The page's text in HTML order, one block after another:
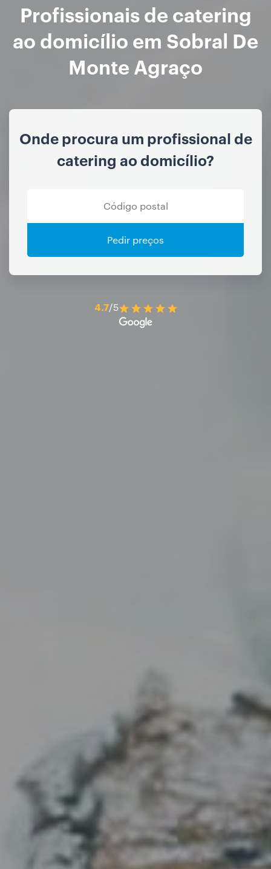
Profissionais de catering
ao domicílio em Sobral De
Monte Agraço
Onde procura um profissional de
catering ao domicílio?
Pedir preços
4.7/5